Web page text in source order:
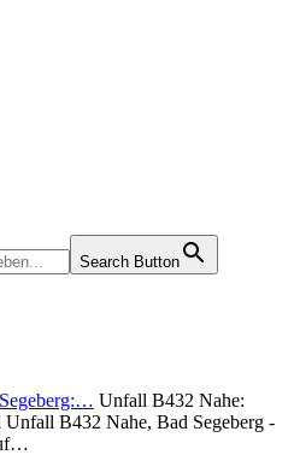
Search Button
Unfall B432 Nahe:
B432 Nahe, Bad Segeberg -